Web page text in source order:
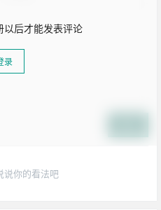
以后才能发表评论
录
说你的看法吧